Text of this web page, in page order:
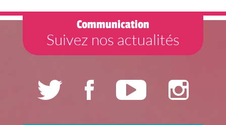
Communication
Suivez nos actualités